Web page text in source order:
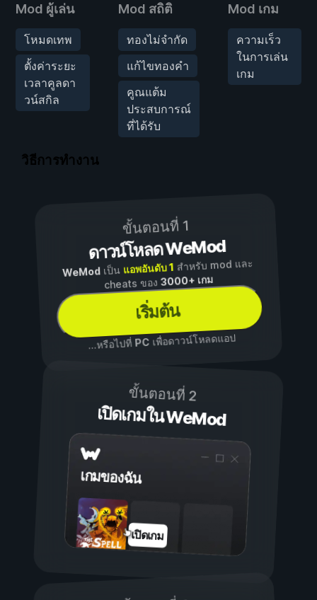
Mod ผู้เล่น
โหมดเทพ
ตั้งค่าระยะ
เวลาคูลดา
วน์สกิล
Mod สถิติ
ทองไม่จำกัด
แก้ไขทองคำ
คูณแต้ม
ประสบการณ์
ที่ได้รับ
Mod เกม
ความเร็ว
ในการเล่น
เกม
วิธีการทำงาน
ขั้นตอนที่ 1
ดาวน์โหลด WeMod
WeModเป็น แอพอันดับ 1 สำหรับ mod และ
cheats ของ3000+ เกม
เริ่มต้น
...หรือไปที่ PCเพื่อดาวน์โหลดแอป
ขั้นตอนที่ 2
เปิดเกมใน WeMod
เกมของฉัน
เปิดเกม